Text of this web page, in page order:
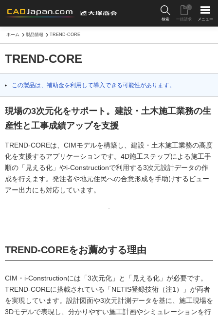
検索 一括請求
0
メニュー
ホーム 製品情報 TREND-CORE
TREND-CORE
この製品は、補助金を利用して導入できる可能性があります。
現場の3次元化をサポート。建設・土木施工業務の生
産性と工事成績アップを支援
TREND-COREは、CIMモデルを構築し、建設・土木施工業務の高度
化を支援するアプリケーションです。4D施工ステップによる施工手
順の「見える化」やi-Constructionで利用する3次元設計データの作
成を行えます。発注者や地元住民への合意形成を手助けするビュー
アー出力にも対応しています。
TREND-COREをお薦めする理由
CIM・i-Constructionには「3次元化」と「見える化」が必要です。
TREND-COREに搭載されている「NETIS登録技術（注1）」が両者
を実現しています。設計図面や3次元計測データを基に、施工現場を
3Dモデルで表現し、分かりやすい施工計画やシミュレーションを行